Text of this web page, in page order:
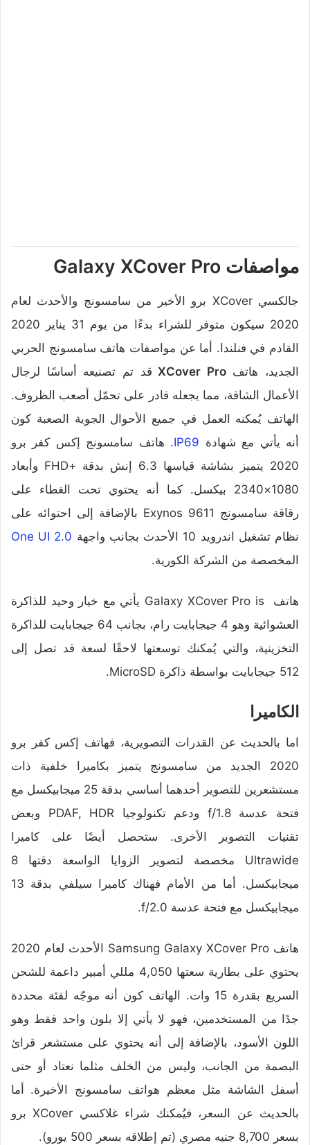
مواصفات Galaxy XCover Pro
جالكسي XCover برو الأخير من سامسونج والأحدث لعام
2020 سيكون متوفر للشراء بدءًا من يوم 31 يناير 2020
القادم في فنلندا. أما عن مواصفات هاتف سامسونج الحربي
الجديد، هاتفXCover Pro قد تم تصنيعه أساسًا لرجال
الأعمال الشاقة، مما يجعله قادر على تحمّل أصعب الظروف.
الهاتف يُمكنه العمل في جميع الأحوال الجوية الصعبة كون
أنه يأتي مع شهادة IP69. هاتف سامسونج إكس كفر برو
2020 يتميز بشاشة قياسها 6.3 إنش بدقة +FHD وأبعاد
1080×2340 بيكسل. كما أنه يحتوي تحت الغطاء على
رقاقة سامسونج Exynos 9611 بالإضافة إلى احتوائه على
نظام تشغيل اندرويد 10 الأحدث بجانب واجهة One UI 2.0
المخصصة من الشركة الكورية.
هاتف Galaxy XCover Pro is يأتي مع خيار وحيد للذاكرة
العشوائية وهو 4 جيجابايت رام، بجانب 64 جيجابايت للذاكرة
التخزينية، والتي يُمكنك توسعتها لاحقًا لسعة قد تصل إلى
512 جيجابايت بواسطة ذاكرة MicroSD.
الكاميرا
اما بالحديث عن القدرات التصويرية، فهاتف إكس كفر برو
2020 الجديد من سامسونج يتميز بكاميرا خلفية ذات
مستشعرين للتصوير أحدهما أساسي بدقة 25 ميجابيكسل مع
فتحة عدسة f/1.8 ودعم تكنولوجيا PDAF, HDR وبعض
تقنيات التصوير الأخرى. ستحصل أيضًا على كاميرا
Ultrawide مخصصة لتصوير الزوايا الواسعة دقتها 8
ميجابيكسل. أما من الأمام فهناك كاميرا سيلفي بدقة 13
ميجابيكسل مع فتحة عدسة f/2.0.
هاتف Samsung Galaxy XCover Pro الأحدث لعام 2020
يحتوي على بطارية سعتها 4,050 مللي أمبير داعمة للشحن
السريع بقدرة 15 وات. الهاتف كون أنه موجّه لفئة محددة
جدًا من المستخدمين، فهو لا يأتي إلا بلون واحد فقط وهو
اللون الأسود، بالإضافة إلى أنه يحتوي على مستشعر قرائ
البصمة من الجانب، وليس من الخلف مثلما نعتاد أو حتى
أسفل الشاشة مثل معظم هواتف سامسونج الأخيرة. أما
بالحديث عن السعر، فيُمكنك شراء غلاكسي XCover برو
بسعر 8,700 جنيه مصري (تم إطلاقه بسعر 500 يورو).